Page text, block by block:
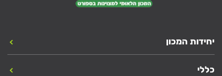
יחידות המכון
כללי